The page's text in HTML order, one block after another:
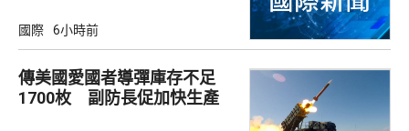
國際 6小時前
傳美國愛國者導彈庫存不足
1700枚 副防長促加快生產